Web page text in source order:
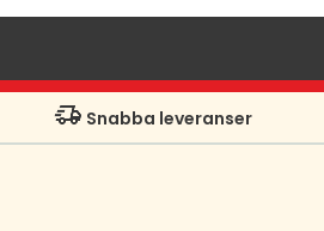
Snabba leveranser